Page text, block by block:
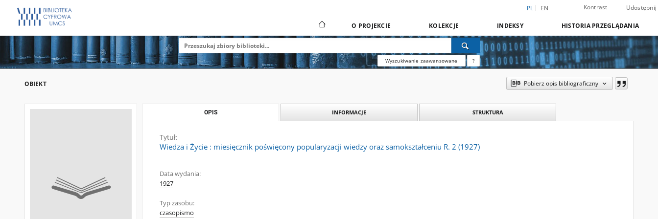
PL EN Kontrast Udostępnij
O PROJEKCIE KOLEKCJE INDEKSY HISTORIA PRZEGLĄDANIA
Wyszukiwanie zaawansowane ?
OBIEKT Pobierz opis bibliograficzny
OPIS INFORMACJE STRUKTURA
Tytuł:
Wiedza i Życie : miesięcznik poświęcony popularyzacji wiedzy oraz samokształceniu R. 2 (1927)
Data wydania:
1927
Typ zasobu:
czasopismo